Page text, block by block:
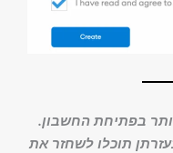
תוכלו לשחזר את